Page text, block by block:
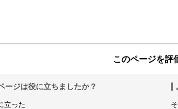
このページを評
ージは役に立ちましたか？
立った